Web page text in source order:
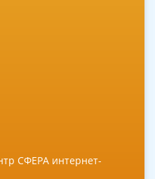
СФЕРА интернет-